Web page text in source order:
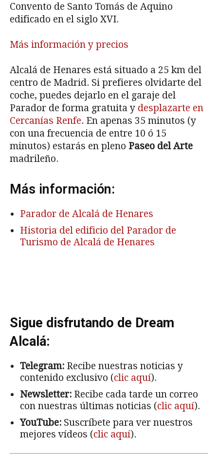
Convento de Santo Tomás de Aquino
edificado en el siglo XVI.
Más información y precios
Alcalá de Henares está situado a 25 km del
centro de Madrid. Si prefieres olvidarte del
coche, puedes dejarlo en el garaje del
Parador de forma gratuita y desplazarte en
Cercanías Renfe. En apenas 35 minutos (y
con una frecuencia de entre 10 ó 15
minutos) estarás en pleno Paseo del Arte
madrileño.
Más información:
Parador de Alcalá de Henares
Historia del edificio del Parador de
Turismo de Alcalá de Henares
Sigue disfrutando de Dream
Alcalá:
Telegram: Recibe nuestras noticias y
contenido exclusivo (clic aquí).
Newsletter: Recibe cada tarde un correo
con nuestras últimas noticias (clic aquí).
YouTube: Suscríbete para ver nuestros
mejores vídeos (clic aquí).